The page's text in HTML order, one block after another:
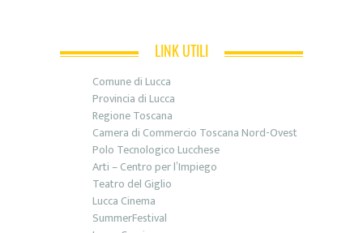
LINK UTILI
Comune di Lucca
Provincia di Lucca
Regione Toscana
Camera di Commercio Toscana Nord-Ovest
Polo Tecnologico Lucchese
Arti – Centro per l’Impiego
Teatro del Giglio
Lucca Cinema
SummerFestival